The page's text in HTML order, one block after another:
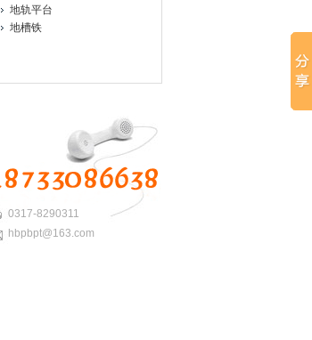
地轨平台
地槽铁
0317-8290311
hbpbpt@163.com